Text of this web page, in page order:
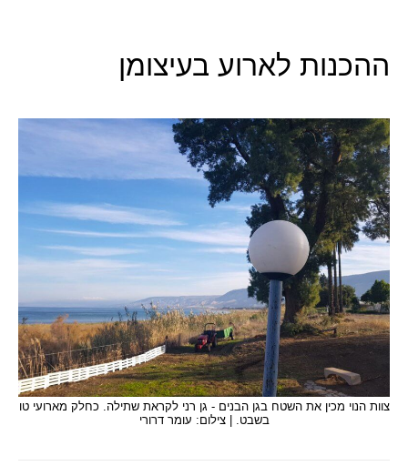
ההכנות לארוע בעיצומן
צוות הנוי מכין את השטח בגן הבנים - גן רני לקראת שתילה. כחלק מארועי טו
בשבט. | צילום: עומר דרורי